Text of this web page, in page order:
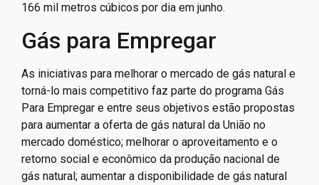
166 mil metros cúbicos por dia em junho.
Gás para Empregar
As iniciativas para melhorar o mercado de gás natural e
torná-lo mais competitivo faz parte do programa Gás
Para Empregar e entre seus objetivos estão propostas
para aumentar a oferta de gás natural da União no
mercado doméstico; melhorar o aproveitamento e o
retorno social e econômico da produção nacional de
gás natural; aumentar a disponibilidade de gás natural